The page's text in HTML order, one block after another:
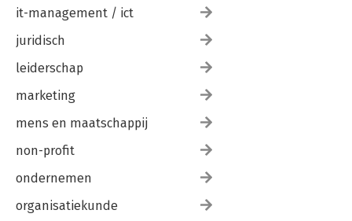
it-management / ict
juridisch
leiderschap
marketing
mens en maatschappij
non-profit
ondernemen
organisatiekunde